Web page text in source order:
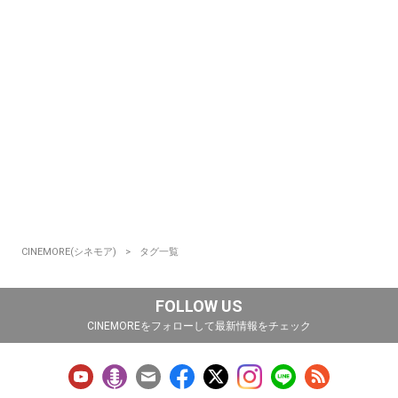
CINEMORE(シネモア) タグ一覧
FOLLOW US
CINEMOREをフォローして最新情報をチェック